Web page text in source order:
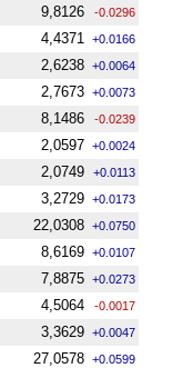
9,8126 -0.0296
4,4371 +0.0166
2,6238 +0.0064
2,7673 +0.0073
8,1486 -0.0239
2,0597 +0.0024
2,0749 +0.0113
3,2729 +0.0173
22,0308 +0.0750
8,6169 +0.0107
7,8875 +0.0273
4,5064 -0.0017
3,3629 +0.0047
27,0578 +0.0599